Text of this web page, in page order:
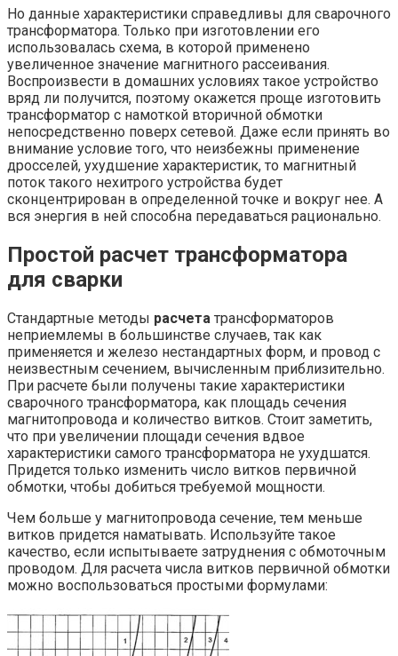
Но данные характеристики справедливы для сварочного
трансформатора. Только при изготовлении его
использовалась схема, в которой применено
увеличенное значение магнитного рассеивания.
Воспроизвести в домашних условиях такое устройство
вряд ли получится, поэтому окажется проще изготовить
трансформатор с намоткой вторичной обмотки
непосредственно поверх сетевой. Даже если принять во
внимание условие того, что неизбежны применение
дросселей, ухудшение характеристик, то магнитный
поток такого нехитрого устройства будет
сконцентрирован в определенной точке и вокруг нее. А
вся энергия в ней способна передаваться рационально.
Простой расчет трансформатора
для сварки
Стандартные методы расчета трансформаторов
неприемлемы в большинстве случаев, так как
применяется и железо нестандартных форм, и провод с
неизвестным сечением, вычисленным приблизительно.
При расчете были получены такие характеристики
сварочного трансформатора, как площадь сечения
магнитопровода и количество витков. Стоит заметить,
что при увеличении площади сечения вдвое
характеристики самого трансформатора не ухудшатся.
Придется только изменить число витков первичной
обмотки, чтобы добиться требуемой мощности.
Чем больше у магнитопровода сечение, тем меньше
витков придется наматывать. Используйте такое
качество, если испытываете затруднения с обмоточным
проводом. Для расчета числа витков первичной обмотки
можно воспользоваться простыми формулами: